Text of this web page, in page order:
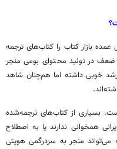
بازار کتاب را کتاب‌های ترجمه
در تولید محتوای بومی منجر
خوبی داشته اما هم‌چنان شاهد
بسیاری از کتاب‌های ترجمه‌شده
همخوانی ندارند یا به اصطلاح
می‌تواند منجر به سردرگمی هویتی